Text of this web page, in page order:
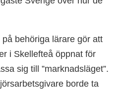
behöriga lärare gör att
i Skellefteå öppnat för
sig till ”marknadsläget”.
borde ta